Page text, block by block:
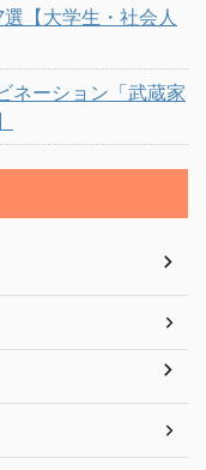
【大学生・社会人
ネーション「武蔵家